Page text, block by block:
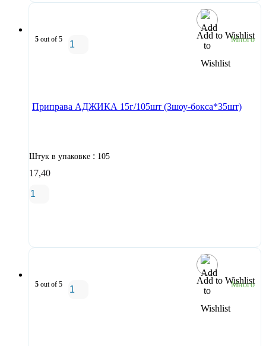
Add to Wishlist
5 out of 5 Много
Приправа АДЖИКА 15г/105шт (3шоу-бокса*35шт)
Штук в упаковке : 105
17,40
Add to Wishlist
5 out of 5 Много